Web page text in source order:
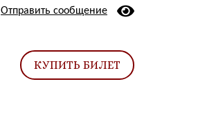
Отправить сообщение
КУПИТЬ БИЛЕТ